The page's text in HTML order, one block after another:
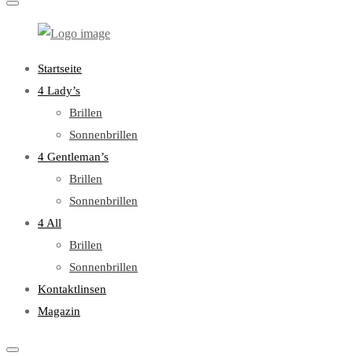
Primary
Menu
Startseite
4 Lady’s
Brillen
Sonnenbrillen
4 Gentleman’s
Brillen
Sonnenbrillen
4 All
Brillen
Sonnenbrillen
Kontaktlinsen
Magazin